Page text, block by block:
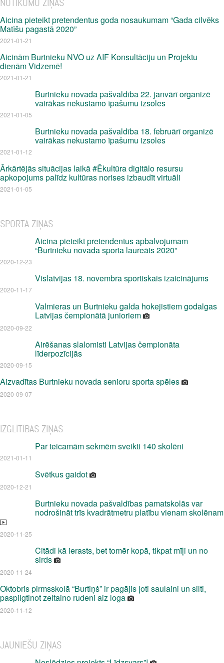
NOTIKUMU ZIŅAS
Aicina pieteikt pretendentus goda nosaukumam “Gada cilvēks
Matīšu pagastā 2020”
2021-01-21
Aicinām Burtnieku NVO uz AIF Konsultāciju un Projektu
dienām Vidzemē!
2021-01-21
Burtnieku novada pašvaldība 22. janvārī organizē
vairākas nekustamo īpašumu izsoles
2021-01-05
Burtnieku novada pašvaldība 18. februārī organizē
vairākas nekustamo īpašumu izsoles
2021-01-12
Ārkārtējās situācijas laikā #Ēkultūra digitālo resursu
apkopojums palīdz kultūras norises izbaudīt virtuāli
2021-01-05
SPORTA ZIŅAS
Aicina pieteikt pretendentus apbalvojumam
“Burtnieku novada sporta laureāts 2020”
2020-12-23
Vislatvijas 18. novembra sportiskais izaicinājums
2020-11-17
Valmieras un Burtnieku galda hokejistiem godalgas
Latvijas čempionātā junioriem
2020-09-22
Airēšanas slalomisti Latvijas čempionāta
līderpozīcijās
2020-09-15
Aizvadītas Burtnieku novada senioru sporta spēles
2020-09-07
IZGLĪTĪBAS ZIŅAS
Par teicamām sekmēm sveikti 140 skolēni
2021-01-11
Svētkus gaidot
2020-12-21
Burtnieku novada pašvaldības pamatskolās var
nodrošināt trīs kvadrātmetru platību vienam skolēnam
2020-11-25
Citādi kā ierasts, bet tomēr kopā, tikpat mīļi un no
sirds
2020-11-24
Oktobris pirmsskolā “Burtiņš” ir pagājis ļoti saulaini un silti,
paspilgtinot zeltaino rudeni aiz loga
2020-11-12
JAUNIEŠU ZIŅAS